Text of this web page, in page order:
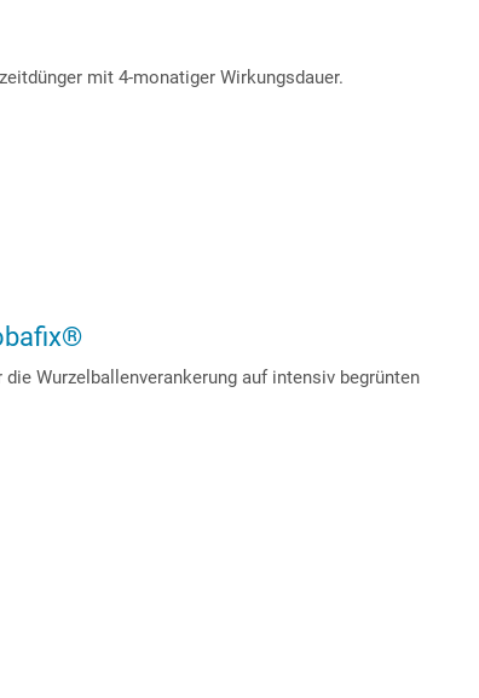
mit 4-monatiger Wirkungsdauer.
Wurzelballenverankerung auf intensiv begrünten